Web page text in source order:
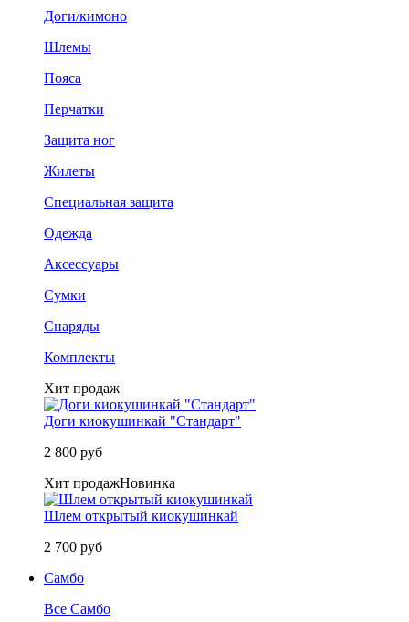
Доги/кимоно
Шлемы
Пояса
Перчатки
Защита ног
Жилеты
Специальная защита
Одежда
Аксессуары
Сумки
Снаряды
Комплекты
Хит продаж
Доги киокушинкай "Стандарт"
2 800 руб
Хит продажНовинка
Шлем открытый киокушинкай
2 700 руб
Самбо
Все Самбо